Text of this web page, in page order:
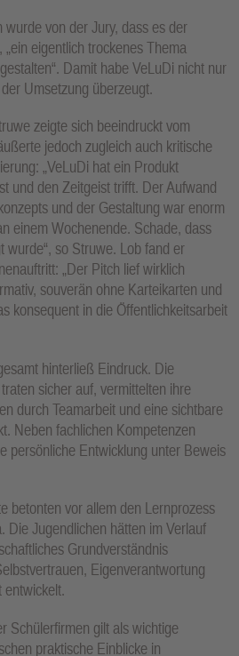
von der Jury, dass es der
eigentlich trockenes Thema
Damit habe VeLuDi nicht nur
Umsetzung überzeugt.
zeigte sich beeindruckt vom
jedoch zugleich auch kritische
„VeLuDi hat ein Produkt
und den Zeitgeist trifft. Der Aufwand
und der Gestaltung war enorm
einem Wochenende. Schade, dass
wurde“, so Struwe. Lob fand er
„Der Pitch lief wirklich
souverän ohne Karteikarten und
konsequent in die Öffentlichkeitsarbeit
hinterließ Eindruck. Die
sicher auf, vermittelten ihre
durch Teamarbeit und eine sichtbare
Neben fachlichen Kompetenzen
persönliche Entwicklung unter Beweis
betonten vor allem den Lernprozess
Die Jugendlichen hätten im Verlauf
Grundverständnis
Eigenverantwortung
entwickelt.
Schülerfirmen gilt als wichtige
praktische Einblicke in